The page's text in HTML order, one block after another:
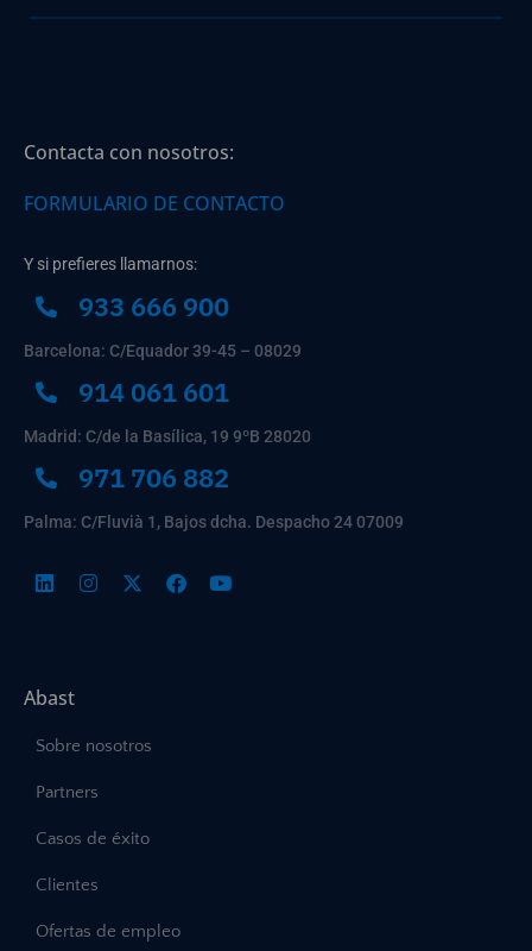
Contacta con nosotros:
FORMULARIO DE CONTACTO
Y si prefieres llamarnos:
933 666 900
Barcelona: C/Equador 39-45 – 08029
914 061 601
Madrid: C/de la Basílica, 19 9ºB 28020
971 706 882
Palma: C/Fluvià 1, Bajos dcha. Despacho 24 07009
Abast
Sobre nosotros
Partners
Casos de éxito
Clientes
Ofertas de empleo